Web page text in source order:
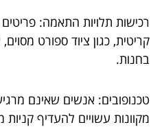
רכישות תלויות התאמה:
קריטית, כגון ציוד ספורט
בחנות.
טכנופובים: אנשים שאינם
מקוונות עשויים להעדיף קניות